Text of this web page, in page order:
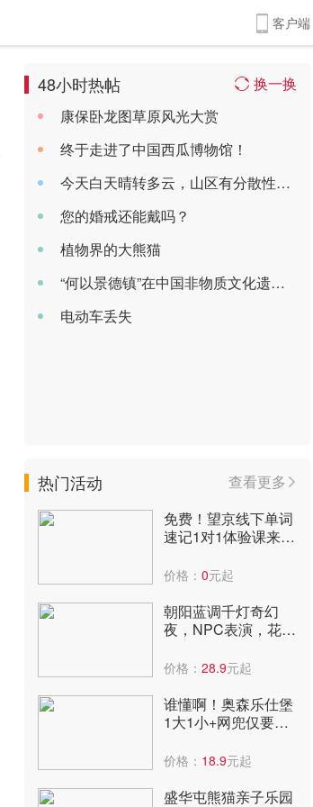
客户端
48小时热帖
换一换
康保卧龙图草原风光大赏
终于走进了中国西瓜博物馆！
今天白天晴转多云，山区有分散性雷阵雨，最 ...
您的婚戒还能戴吗？
植物界的大熊猫
“何以景德镇”在中国非物质文化遗产馆限时 ...
电动车丢失
热门活动
查看更多
免费！望京线下单词
速记1对1体验课来
个月阅读课包！
价格： 0元起
朝阳蓝调千灯奇幻
夜，NPC表演，花神
花！快来
价格： 28.9元起
谁懂啊！奥森乐仕堡
1大1小+网兜仅要
全年低价啊！
价格： 18.9元起
盛华屯熊猫亲子乐园